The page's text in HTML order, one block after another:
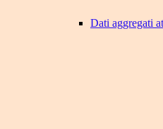
Dati aggregati